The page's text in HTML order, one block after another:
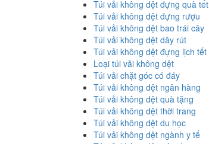
Túi vải không dệt đựng quà tết
Túi vải không dệt đựng rượu
Túi vải không dệt bao trái cây
Túi vải không dệt dây rút
Túi vải không dệt đựng lịch tết
Loại túi vải không dệt
Túi vải chặt góc có đáy
Túi vải không dệt ngân hàng
Túi vải không dệt quà tặng
Túi vải không dệt thời trang
Túi vải không dệt du học
Túi vải không dệt ngành y tế